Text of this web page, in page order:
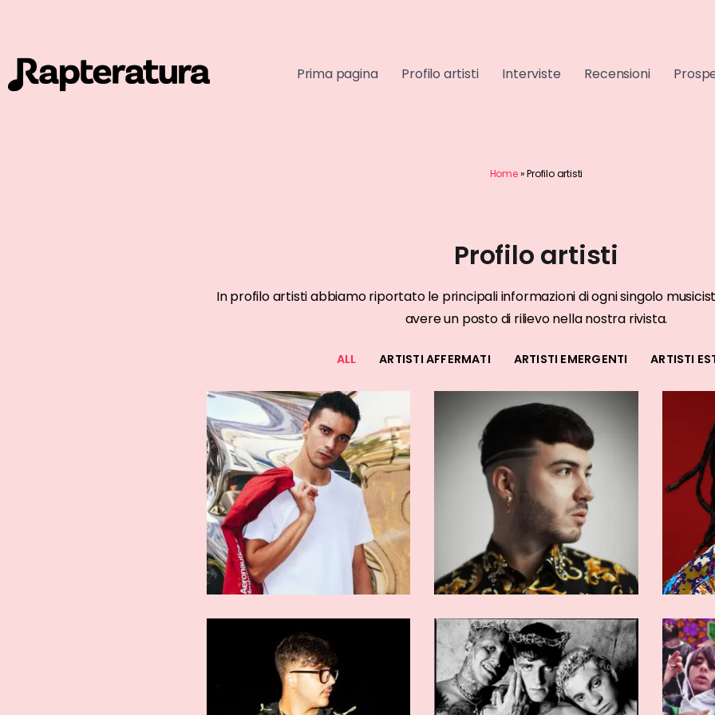
Prima pagina Profilo artisti Interviste Recensioni
Home»Profilo artisti
Profilo artisti
In profilo artisti abbiamo riportato le principali informazioni di ogni singolo
avere un posto di rilievo nella nostra rivista.
ALL ARTISTI AFFERMATI ARTISTI EMERGENTI ARTISTI
Gianni Bismark
ARTISTI AFFERMATI
Ghali
ARTISTI AFFERMATI
FSK Satellite
ARTISTI EMERGENTI
Fiama Gang